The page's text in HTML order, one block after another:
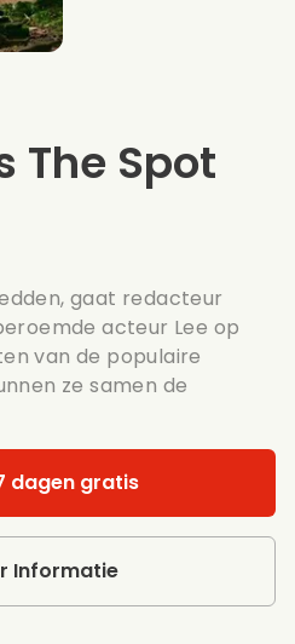
The Spot
gaat redacteur
acteur Lee op
van de populaire
ze samen de
dagen gratis
Informatie